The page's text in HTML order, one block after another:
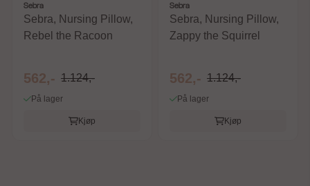
Sebra
Sebra, Nursing Pillow,
Rebel the Racoon
562,- 1.124,-
På lager
Kjøp
Sebra
Sebra, Nursing Pillow,
Zappy the Squirrel
562,- 1.124,-
På lager
Kjøp